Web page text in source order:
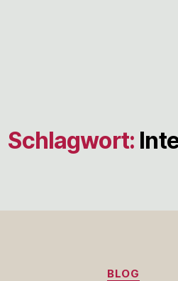
Schlagwort:
Kategorien
BLOG